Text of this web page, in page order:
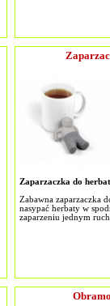
Zaparzaczka do
Zabawna zaparzaczka
nasypać herbaty w
zaparzeniu jednym